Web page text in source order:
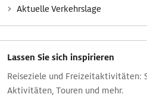
Aktuelle Verkehrs­lage
Lassen Sie sich inspirieren
Reise­ziele und Freizeit­aktivitäten:
Aktivitäten, Touren und mehr.